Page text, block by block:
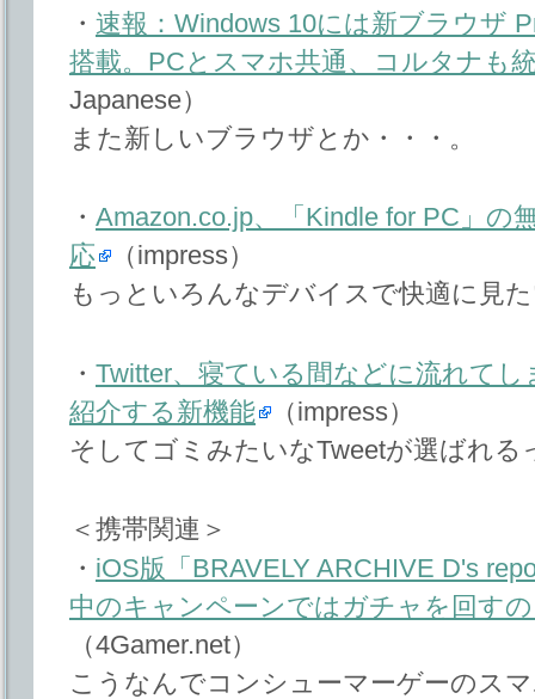
・ 速報：Windows 10には新ブラウザ
搭載。PCとスマホ共通、コルタナも
Japanese）
また新しいブラウザとか・・・。
・ Amazon.co.jp、「Kindle for PC」の
応
（impress）
もっといろんなデバイスで快適に見
・ Twitter、寝ている間などに流れて
紹介する新機能
（impress）
そしてゴミみたいなTweetが選ばれる
＜携帯関連＞
・ iOS版「BRAVELY ARCHIVE D's
中のキャンペーンではガチャを回すの
（4Gamer.net）
こうなんでコンシューマーゲーのス